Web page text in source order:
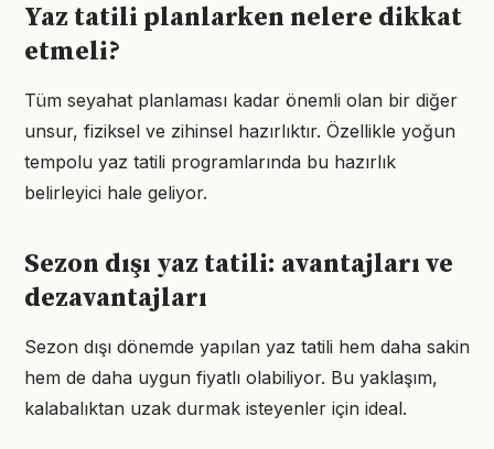
Yaz tatili planlarken nelere dikkat
etmeli?
Tüm seyahat planlaması kadar önemli olan bir diğer
unsur, fiziksel ve zihinsel hazırlıktır. Özellikle yoğun
tempolu yaz tatili programlarında bu hazırlık
belirleyici hale geliyor.
Sezon dışı yaz tatili: avantajları ve
dezavantajları
Sezon dışı dönemde yapılan yaz tatili hem daha sakin
hem de daha uygun fiyatlı olabiliyor. Bu yaklaşım,
kalabalıktan uzak durmak isteyenler için ideal.